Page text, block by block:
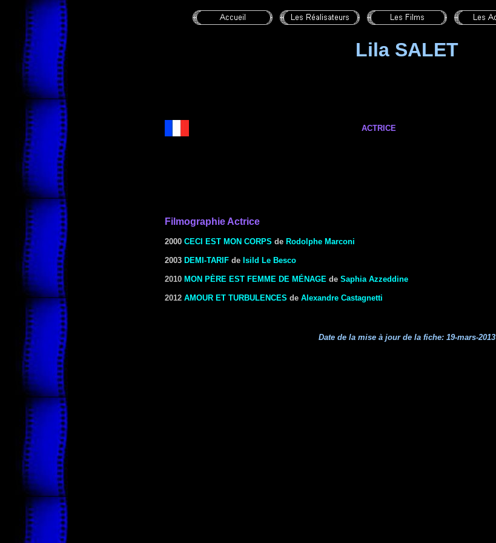
Lila SALET
ACTRICE
Filmographie Actrice
2000 CECI EST MON CORPS de Rodolphe Marconi
2003 DEMI-TARIF de Isild Le Besco
2010 MON PÈRE EST FEMME DE MÉNAGE de Saphia Azzeddine
2012 AMOUR ET TURBULENCES de Alexandre Castagnetti
Date de la mise à jour de la fiche: 19-mars-2013